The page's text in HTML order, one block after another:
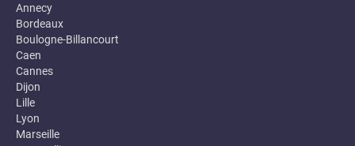
Annecy
Bordeaux
Boulogne-Billancourt
Caen
Cannes
Dijon
Lille
Lyon
Marseille